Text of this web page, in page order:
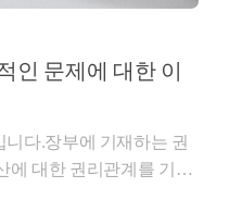
구에 따라 보기예전에 글
말씀 드린적이 있습니
요하고요.​예를들어 1세
계실 텐데요정말 여의치
에 팔아야 하게 되었다
금고 주택을 양도하는데..
인 문제에 대한 이
다.​장부에 기재하는 권
에 대한 권리관계를 기재